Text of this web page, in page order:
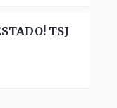
TSJ